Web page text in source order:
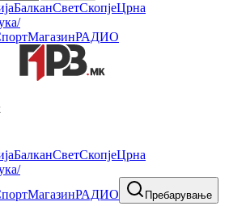
БалканСветСкопјеЦрна
МагазинРАДИО
БалканСветСкопјеЦрна
МагазинРАДИО Пребарување